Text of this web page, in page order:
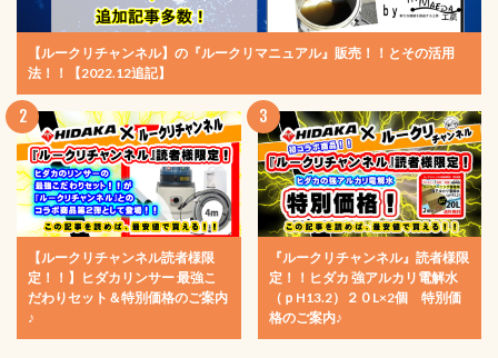
【ルークリチャンネル】の『ルークリマニュアル』販売！！とその活用
法！！【2022.12追記】
【ルークリチャンネル読者様限
定！！】ヒダカリンサー 最強こ
だわりセット＆特別価格のご案内
♪
『ルークリチャンネル』読者様限
定！！ヒダカ 強アルカリ電解水
（ｐH13.2）２０L×2個 特別価
格のご案内♪